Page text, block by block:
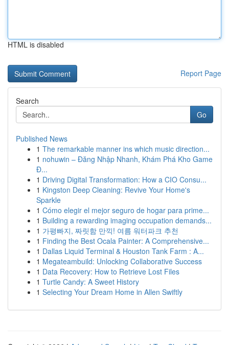
HTML is disabled
Report Page
Search
Go
Published News
1 The remarkable manner ins which music direction...
1 nohuwin – Đăng Nhập Nhanh, Khám Phá Kho Game
Đ...
1 Driving Digital Transformation: How a CIO Consu...
1 Kingston Deep Cleaning: Revive Your Home's
Sparkle
1 Cómo elegir el mejor seguro de hogar para prime...
1 Building a rewarding imaging occupation demands...
1 가평빠지, 짜릿함 만끽! 여름 워터파크 추천
1 Finding the Best Ocala Painter: A Comprehensive...
1 Dallas Liquid Terminal & Houston Tank Farm : A...
1 Megateambuild: Unlocking Collaborative Success
1 Data Recovery: How to Retrieve Lost Files
1 Turtle Candy: A Sweet History
1 Selecting Your Dream Home in Allen Swiftly